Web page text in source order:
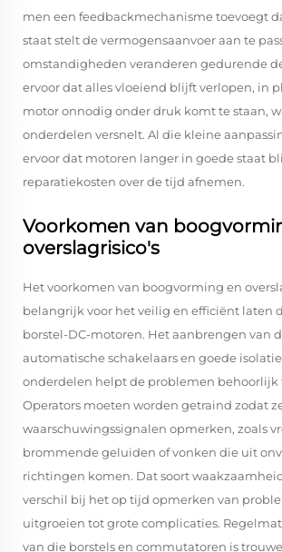
men een feedbackmechanisme toevoegt
staat stelt de vermogensaanvoer aan te
omstandigheden veranderen gedurende
ervoor dat alles vloeiend blijft verlopen, in
motor onnodig onder druk komt te staan,
onderdelen versnelt. Al die kleine
ervoor dat motoren langer in goede staat
reparatiekosten over de tijd afnemen.
Voorkomen van
overslagrisico's
Het voorkomen van boogvorming en
belangrijk voor het veilig en efficiënt laten
borstel-DC-motoren. Het aanbrengen van
automatische schakelaars en goede
onderdelen helpt de problemen behoorlijk
Operators moeten worden getraind zodat
waarschuwingssignalen opmerken, zoals
brommende geluiden of vonken die uit
richtingen komen. Dat soort
verschil bij het op tijd opmerken van
uitgroeien tot grote complicaties.
van die borstels en commutatoren is